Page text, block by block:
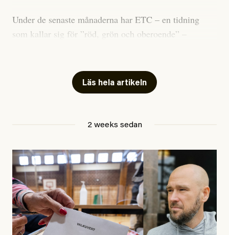
Under de senaste månaderna har ETC – en tidning
som kallar sig för ”röd, grön och oberoende” –
skriver för? Vad betyder det att vara en ”röd, grön och
oberoende” tidning? Och vad är egentligen bra
utpekas som israelisk infiltratör”. Enligt ingressen
handlar artikeln om en person vars ”bakgrund skapar
splittring och oro i rörelsen”. Problemet är att artikeln
skapar betydligt mer oro i palestinarörelsen – och den
oberoende vänstern – än den porträtterade personen
eller dess bakgrund.
Läs hela artikeln
2 weeks sedan